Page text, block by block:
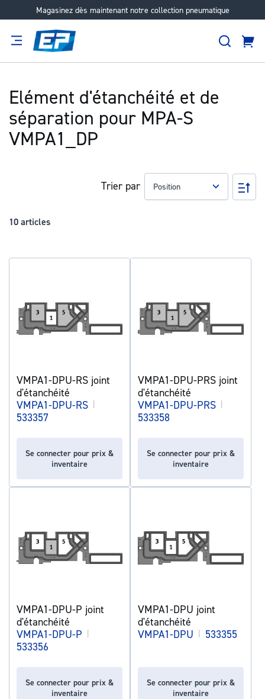
Magasinez dès maintenant notre collection pneumatique
Aller
Elément d'étanchéité et de
séparation pour MPA-S
VMPA1_DP
10 articles
Trier par
Par
VMPA1-DPU-RS joint
d'étanchéité
VMPA1-DPU-RS |
533357
Se connecter pour prix &
inventaire
VMPA1-DPU-PRS joint
d'étanchéité
VMPA1-DPU-PRS |
533358
Se connecter pour prix &
inventaire
VMPA1-DPU-P joint
d'étanchéité
VMPA1-DPU-P |
533356
Se connecter pour prix &
inventaire
VMPA1-DPU joint
d'étanchéité
VMPA1-DPU | 533355
Se connecter pour prix &
inventaire